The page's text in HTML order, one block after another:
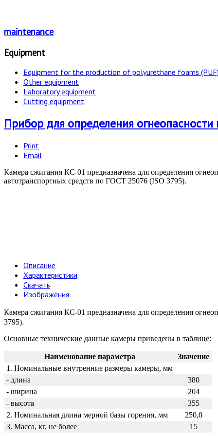
maintenance
Equipment
Equipment for the production of polyurethane foams
Other equipment
Laboratory equipment
Cutting equipment
Прибор для определения
Print
Email
Камера сжигания КС-01 предназначена для определения
автотранспортных средств по ГОСТ 25076 (ISO 3795).
Описание
Характеристики
Скачать
Изображения
Камера сжигания КС-01 предназначена для определения
3795).
Основные технические данные камеры приведены в таблице:
Наименование параметра
Значение
1. Номинальные внутренние размеры камеры, мм
- длина
380
- ширина
204
- высота
355
2. Номинальная длина мерной базы горения, мм
250,0
3. Масса, кг, не более
15